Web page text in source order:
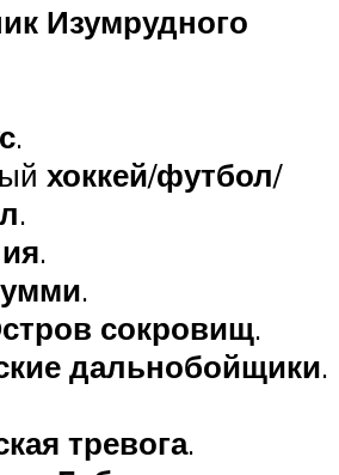
Изумрудного
.
хоккей/футбол/
.
.
.
сокровищ.
дальнобойщики.
тревога.